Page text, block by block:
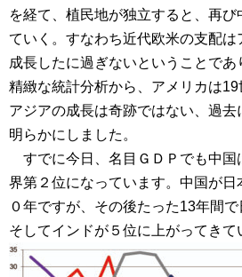
を経て、植民地が独立すると、再び
ていく。すなわち近代欧米の支配は
成長したに過ぎないということで
精緻な統計分析から、アメリカは19
アジアの成長は奇跡ではない、過去
明らかにしました。
すでに今日、名目ＧＤＰでも中国
界第２位になっています。中国が日
０年ですが、その後たった13年間で
そしてインドが５位に上がってきて